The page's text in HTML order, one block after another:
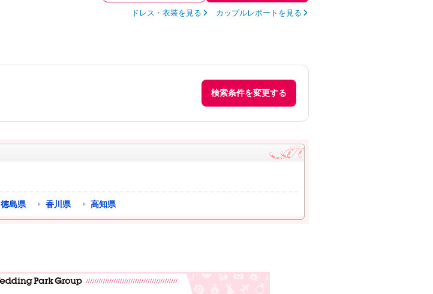
ドレス・衣装を見る カップルレポートを見る
検索条件を変更する
徳島県 香川県 高知県